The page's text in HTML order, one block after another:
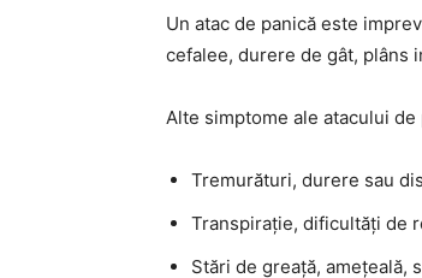
Un atac de panică este
cefalee, durere de gât, plâns
Alte simptome ale atacului de
Tremurături, durere sau
Transpirație, dificultăți de
Stări de greață, amețeală,